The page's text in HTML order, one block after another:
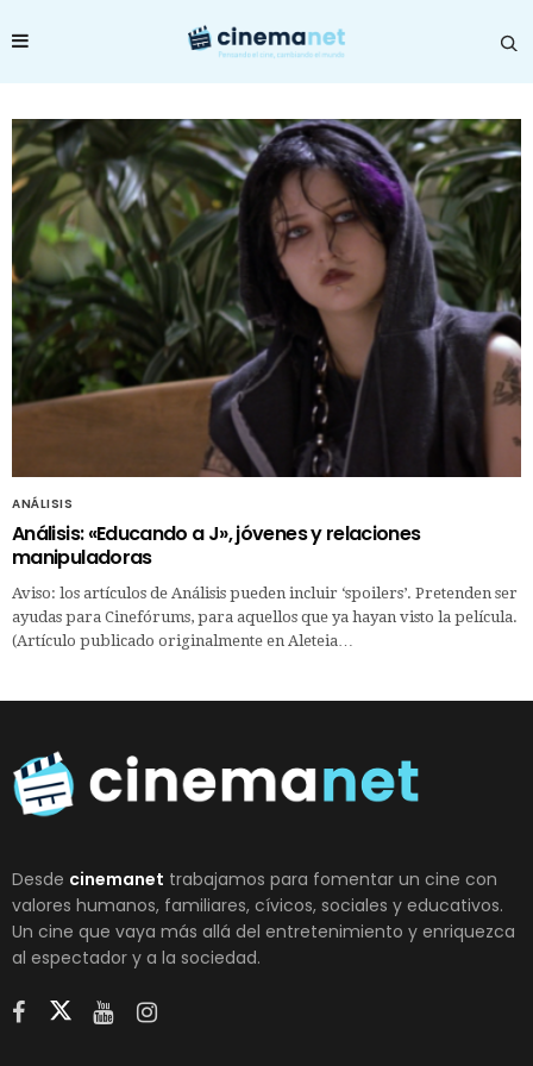
ANÁLISIS
Análisis: «Educando a J», jóvenes y relaciones
manipuladoras
Aviso: los artículos de Análisis pueden incluir ‘spoilers’. Pretenden ser
ayudas para Cinefórums, para aquellos que ya hayan visto la película.
(Artículo publicado originalmente en Aleteia…
Desde cinemanet trabajamos para fomentar un cine con
valores humanos, familiares, cívicos, sociales y educativos.
Un cine que vaya más allá del entretenimiento y enriquezca
al espectador y a la sociedad.